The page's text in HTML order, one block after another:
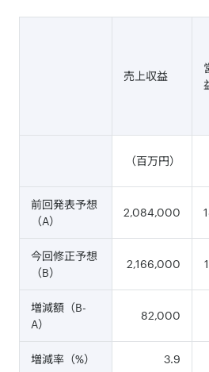
売上収益
（百万円）
前回発表予想
（A）
2,084,000
今回修正予想
（B）
2,166,000
増減額（B-
A）
82,000
増減率（%） 3.9